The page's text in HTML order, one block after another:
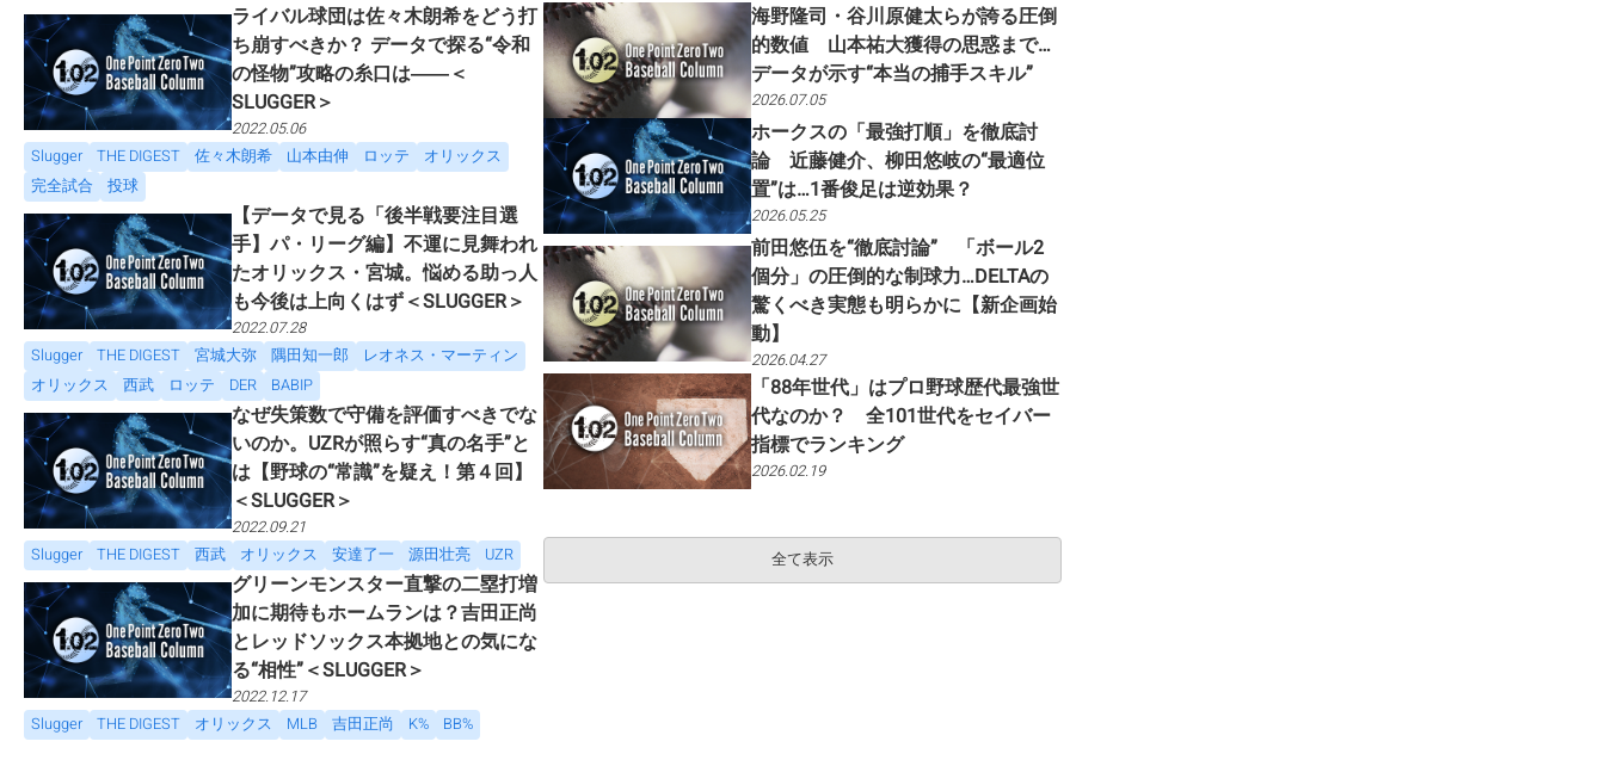
ライバル球団は佐々木朗希をどう打
ち崩すべきか？ データで探る“令和
の怪物”攻略の糸口は――＜
SLUGGER＞
2022.05.06
Slugger
THE DIGEST 佐々木朗希 山本由伸 ロッテ
オリックス
完全試合
投球
【データで見る「後半戦要注目選
手】パ・リーグ編】不運に見舞われ
たオリックス・宮城。悩める助っ人
も今後は上向くはず＜SLUGGER＞
2022.07.28
Slugger
THE DIGEST 宮城大弥 隅田知一郎
レオネス・マーティン
オリックス
西武 ロッテ DER BABIP
なぜ失策数で守備を評価すべきでな
いのか。UZRが照らす“真の名手”と
は【野球の“常識”を疑え！第４回】
＜SLUGGER＞
2022.09.21
Slugger
THE DIGEST 西武 オリックス 安達了一 源田壮亮 UZR
グリーンモンスター直撃の二塁打増
加に期待もホームランは？吉田正尚
とレッドソックス本拠地との気にな
る“相性”＜SLUGGER＞
2022.12.17
Slugger
THE DIGEST オリックス MLB 吉田正尚 K% BB%
海野隆司・谷川原健太らが誇る圧倒
的数値 山本祐大獲得の思惑まで…
データが示す“本当の捕手スキル”
2026.07.05
ホークスの「最強打順」を徹底討
論 近藤健介、柳田悠岐の“最適位
置”は…1番俊足は逆効果？
2026.05.25
前田悠伍を“徹底討論” 「ボール2
個分」の圧倒的な制球力…DELTAの
驚くべき実態も明らかに【新企画始
動】
2026.04.27
「88年世代」はプロ野球歴代最強世
代なのか？ 全101世代をセイバー
指標でランキング
2026.02.19
全て表示